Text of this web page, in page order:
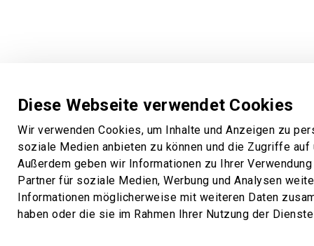
Diese Webseite verwendet Cookies
Wir verwenden Cookies, um Inhalte und Anzeigen zu
soziale Medien anbieten zu können und die Zugriffe
Außerdem geben wir Informationen zu Ihrer
Partner für soziale Medien, Werbung und Analysen
Informationen möglicherweise mit weiteren Daten
haben oder die sie im Rahmen Ihrer Nutzung der